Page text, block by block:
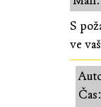
S
ve
Čas: